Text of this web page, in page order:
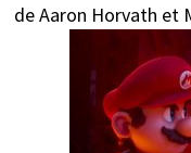
de Aaron Horvath et